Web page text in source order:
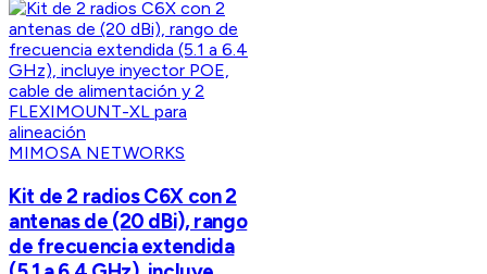
MIMOSA NETWORKS
Kit de 2 radios C6X con 2
antenas de (20 dBi), rango
de frecuencia extendida